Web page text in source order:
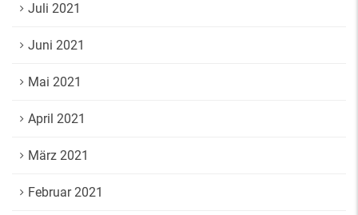
Juli 2021
Juni 2021
Mai 2021
April 2021
März 2021
Februar 2021